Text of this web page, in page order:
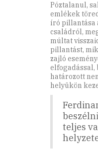
Póztalanul,
emlékek
író pillantása
családról,
múltat
pillantást,
zajló
elfogadással,
határozott
helyükön
teljes